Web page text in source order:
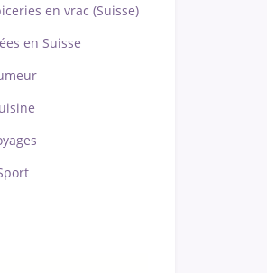
en vrac (Suisse)
en Suisse